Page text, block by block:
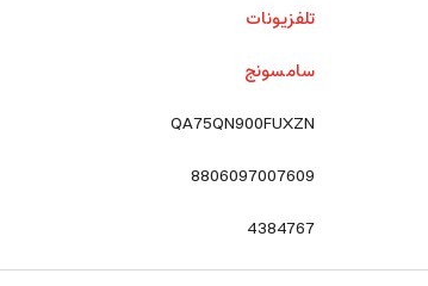
تلفزيونات
سامسونج
QA75QN900FUXZN
8806097007609
4384767